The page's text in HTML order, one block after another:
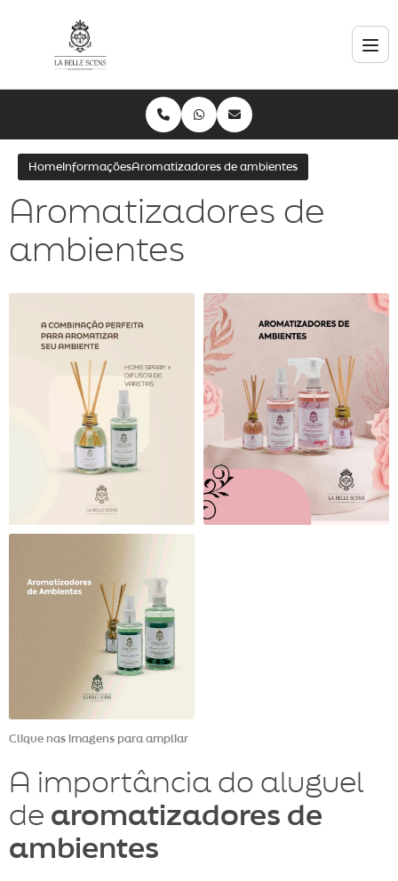
Home InformaçõesAromatizadores de ambientes
Aromatizadores de
ambientes
Clique nas imagens para ampliar
A importância do aluguel
de aromatizadores de
ambientes